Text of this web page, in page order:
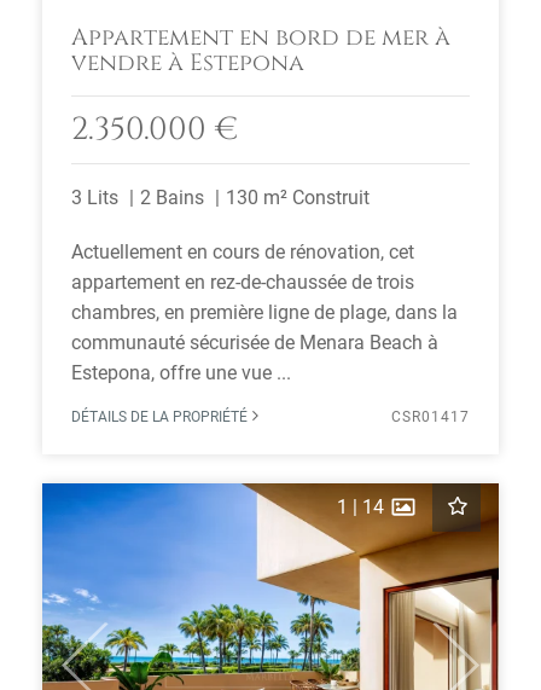
Appartement en bord de mer à
vendre à Estepona
2.350.000 €
3 Lits 2 Bains 130 m² Construit
Actuellement en cours de rénovation, cet
appartement en rez-de-chaussée de trois
chambres, en première ligne de plage, dans la
communauté sécurisée de Menara Beach à
Estepona, offre une vue ...
DÉTAILS DE LA PROPRIÉTÉ CSR01417
Previous Next
1 | 14